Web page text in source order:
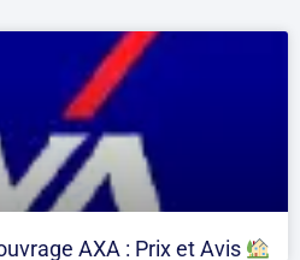
AXA : Prix et Avis